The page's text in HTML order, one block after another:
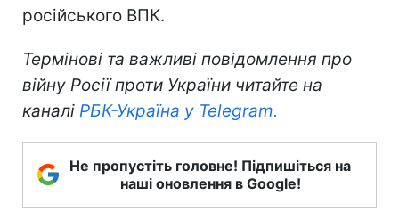
російського ВПК.
Термінові та важливі повідомлення про
війну Росії проти України читайте на
каналі РБК-Україна у Telegram.
Не пропустіть головне! Підпишіться на
наші оновлення в Google!